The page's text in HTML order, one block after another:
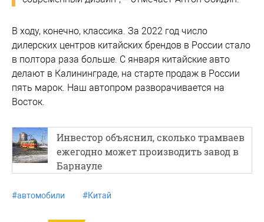
В ходу, конечно, классика. За 2022 год число
дилерских центров китайских брендов в России стало
в полтора раза больше. С января китайские авто
делают в Калининграде, на старте продаж в России
пять марок. Наш автопром разворачивается на
Восток.
Инвестор объяснил, сколько трамваев
ежегодно может производить завод в
Барнауле
#автомобили #Китай